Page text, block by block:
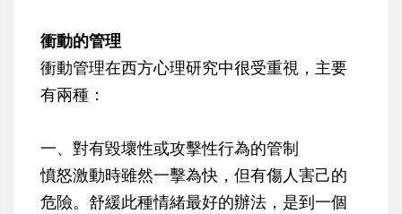
衝動的管理
衝動管理在西方心理研究中很受重視，主要
有兩種：
一、對有毀壞性或攻擊性行為的管制
憤怒激動時雖然一擊為快，但有傷人害己的
危險。舒緩此種情緒最好的辦法，是到一個